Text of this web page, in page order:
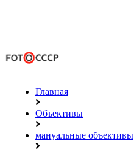
Главная
Объективы
мануальные объективы